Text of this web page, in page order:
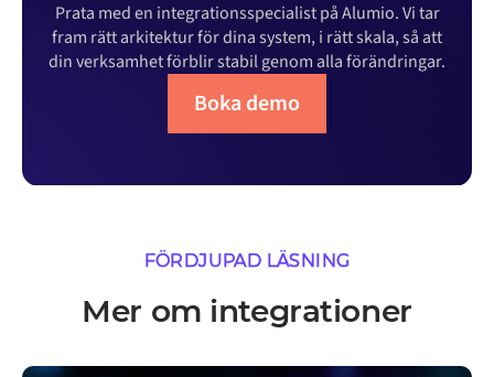
Prata med en integrationsspecialist på Alumio. Vi tar
fram rätt arkitektur för dina system, i rätt skala, så att
din verksamhet förblir stabil genom alla förändringar.
Boka demo
FÖRDJUPAD LÄSNING
Mer om integrationer